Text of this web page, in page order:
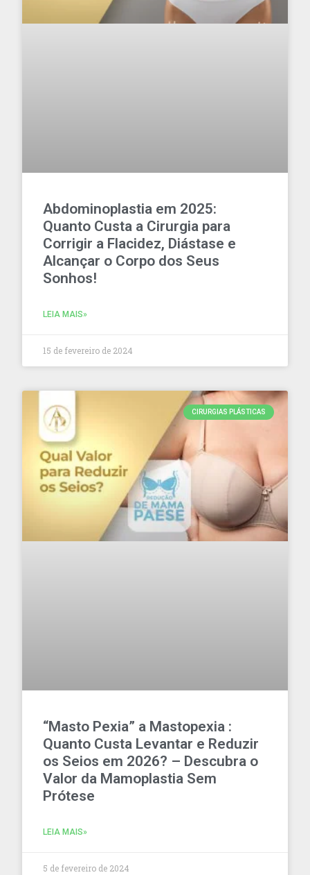
Abdominoplastia em 2025:
Quanto Custa a Cirurgia para
Corrigir a Flacidez, Diástase e
Alcançar o Corpo dos Seus
Sonhos!
LEIA MAIS»
15 de fevereiro de 2024
CIRURGIAS PLÁSTICAS
“Masto Pexia” a Mastopexia :
Quanto Custa Levantar e Reduzir
os Seios em 2026? – Descubra o
Valor da Mamoplastia Sem
Prótese
LEIA MAIS»
5 de fevereiro de 2024